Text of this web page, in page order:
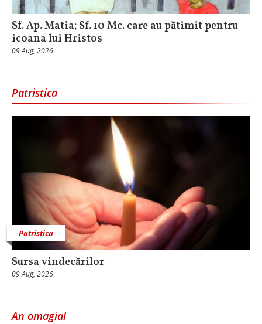
Sf. Ap. Matia; Sf. 10 Mc. care au pătimit pentru
icoana lui Hristos
09 Aug, 2026
Patristica
Patristica
Sursa vindecărilor
09 Aug, 2026
An omagial